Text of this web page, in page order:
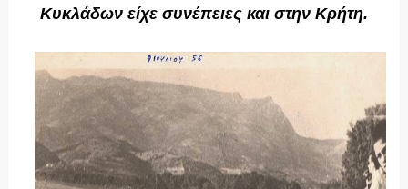
Κυκλάδων είχε συνέπειες και στην Κρήτη.